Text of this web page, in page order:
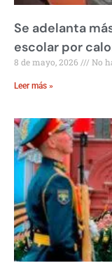
Se adelanta
escolar por
8 de mayo, 2026 No
Leer más »